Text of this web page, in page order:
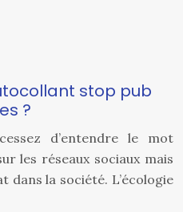
stop pub
?
d’entendre le mot
les réseaux sociaux mais
dans la société. L’écologie